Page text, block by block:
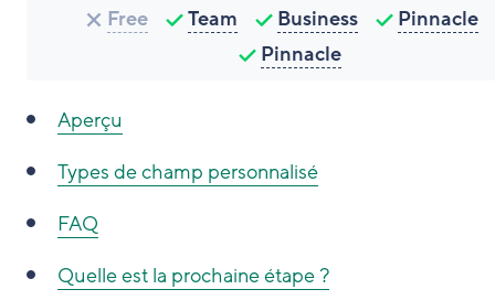
Free Team Business
Pinnacle
Pinnacle
Aperçu
Types de champ personnalisé
FAQ
Quelle est la prochaine étape ?